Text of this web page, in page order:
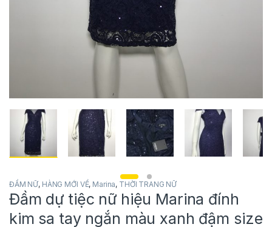
ĐẦM NỮ, HÀNG MỚI VỀ, Marina, THỜI TRANG NỮ
Đầm dự tiệc nữ hiệu Marina đính
kim sa tay ngắn màu xanh đậm size